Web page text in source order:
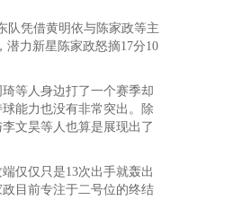
队凭借黄明依与陈家政等主
潜力新星陈家政怒摘17分10
等人身边打了一个赛季却
能力也没有非常突出。除
文昊等人也算是展现出了
仅仅只是13次出手就轰出
目前专注于二号位的终结